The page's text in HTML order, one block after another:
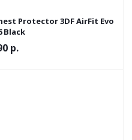
Protector 3DF AirFit Evo
Black
р.